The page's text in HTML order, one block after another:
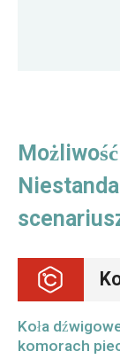
Koła
komorach